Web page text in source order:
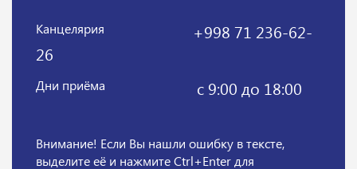
Канцелярия
+998 71 236-62-
26
Дни приёма с 9:00 до 18:00
Внимание! Если Вы нашли ошибку в тексте,
выделите её и нажмите Ctrl+Enter для